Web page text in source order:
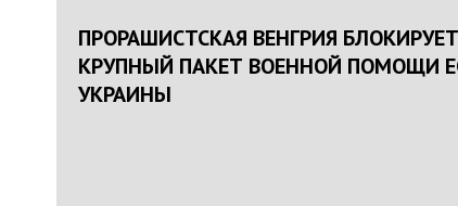
НАЦПОЛІЦІЯ ЛЯКАЄ
КРИМІНОГЕННОЇ